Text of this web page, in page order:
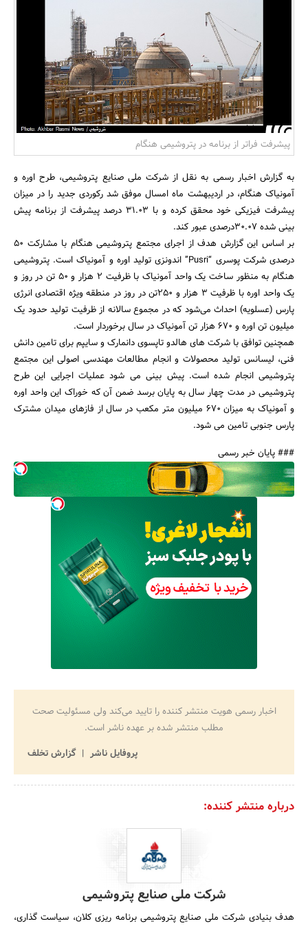
بانک، بیمه و سرمایه
مسکن و ساختمان
جستجو
پیشرفت فراتر از برنامه در پتروشیمی هنگام
به گزارش اخبار رسمی به نقل از شرکت ملی صنایع پتروشیمی، طرح اوره و
آمونیاک هنگام، در اردیبهشت ماه امسال موفق شد رکوردی جدید را در میزان
پیشرفت فیزیکی خود محقق کرده و با 31.03 درصد پیشرفت از برنامه پیش
بینی شده 30.07درصدی عبور کند.
بر اساس این گزارش هدف از اجرای مجتمع پتروشیمی هنگام با مشارکت 50
درصدی شرکت پوسری “Pusri” اندونزی تولید اوره و آمونیاک است. پتروشیمی
هنگام به منظور ساخت یک واحد آمونیاک با ظرفیت 2 هزار و 50 تن در روز و
یک واحد اوره با ظرفیت 3 هزار و 250تن در روز در منطقه ویژه اقتصادی انرژی
پارس (عسلویه) احداث می‌شود که در مجموع سالانه از ظرفیت تولید حدود یک
میلیون تن اوره و 670 هزار تن آمونیاک در سال برخوردار است.
همچنین توافق با شرکت های هالدو تاپسوی دانمارک و سایپم برای تامین دانش
فنی، لیسانس تولید محصولات و انجام مطالعات مهندسی اصولی این مجتمع
پتروشیمی انجام شده است. پیش بینی می شود عملیات اجرایی این طرح
پتروشیمی در مدت چهار سال به پایان برسد ضمن آن که خوراک این واحد اوره
و آمونیاک به میزان 670 میلیون متر مکعب در سال از فازهای میدان مشترک
پارس جنوبی تامین می شود.
### پایان خبر رسمی
اخبار رسمی هویت منتشر کننده را تایید می‌کند ولی مسئولیت صحت
مطلب منتشر شده بر عهده ناشر است.
پروفایل ناشر
گزارش تخلف
درباره منتشر کننده:
شرکت ملی صنایع پتروشیمی
هدف بنیادی شرکت ملی صنایع پتروشیمی برنامه ریزی کلان، سیاست گذاری،